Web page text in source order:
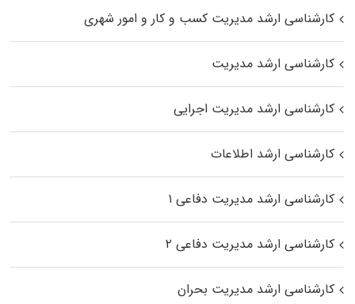
کارشناسی ارشد مدیریت کسب و کار و امور شهری
کارشناسی ارشد مدیریت
کارشناسی ارشد مدیریت اجرایی
کارشناسی ارشد اطلاعات
کارشناسی ارشد مدیریت دفاعی ۱
کارشناسی ارشد مدیریت دفاعی ۲
کارشناسی ارشد مدیریت بحران